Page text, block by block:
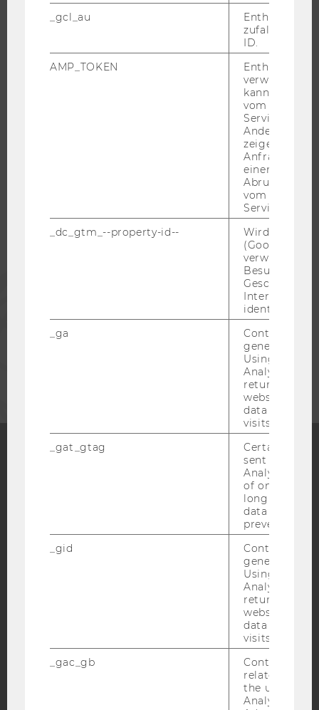
WELCOME SERVICES
KARRIEREKONTAKTE AN DER WU
KARRIERENETZWERKE AN DER WU
ALUMNI
MITARBEITENDE
Blog
Bluesky
BARRIEREFREIHEITSERKLÄRUNG WEBSEITE
DATENSCHUTZERKLÄRUNG
DATENSCHUTZERKLÄRUNG SOCIAL MEDIA
_gcl_au
Enthält eine
ID.
AMP_TOKEN
Enthält ein
verwendet
kann, um
vom AMP-
Service
Andere
zeigen Opt-
Anfrage im
einen Fehler
Abrufen
vom AMP
Service an.
_dc_gtm_--property-id--
Wird von
(Google Tag
verwendet,
Besucher
Geschlecht
Interessen zu
identifizieren.
_ga
Contains a
generated
Using this
Analytics can
returning
website and
data from
visits.
_gat_gtag
Certain data
sent to
Analytics a
of once per
long as it is
data
prevented.
_gid
Contains a
generated
Using this
Analytics can
returning
website and
data from
visits.
_gac_gb
Contains
related
the user. If
Analytics and